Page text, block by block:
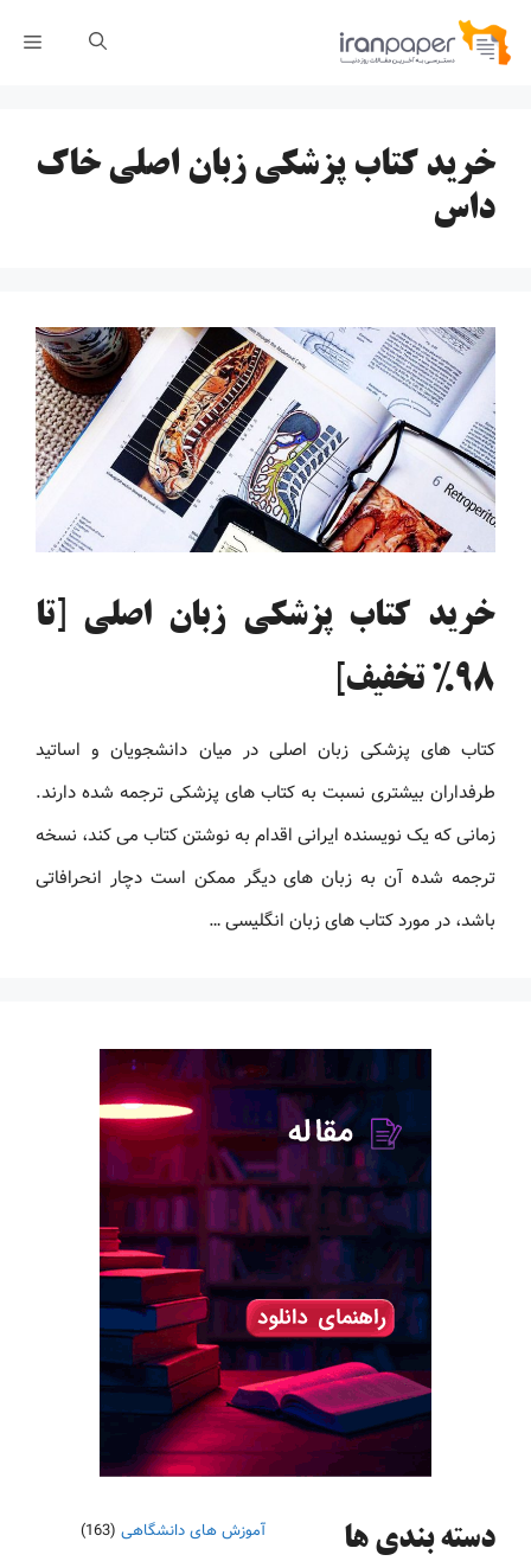
پرش
خرید کتاب پزشکی زبان اصلی خاک
داس
خرید کتاب پزشکی زبان اصلی [تا
98% تخفیف]
کتاب های پزشکی زبان اصلی در میان دانشجویان و اساتید
طرفداران بیشتری نسبت به کتاب های پزشکی ترجمه شده دارند.
زمانی که یک نویسنده ایرانی اقدام به نوشتن کتاب می کند، نسخه
ترجمه شده آن به زبان های دیگر ممکن است دچار انحرافاتی
باشد، در مورد کتاب های زبان انگلیسی …
دسته‌ بندی ها آموزش های دانشگاهی (163)